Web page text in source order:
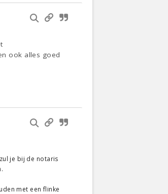
ook alles goed
je bij de notaris
met een flinke